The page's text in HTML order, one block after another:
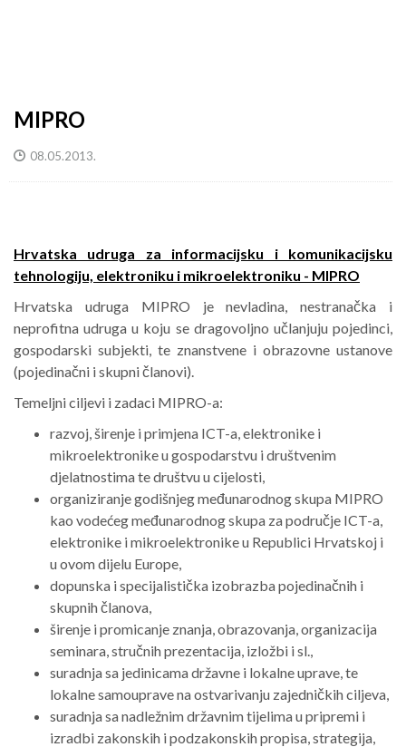
MIPRO
08.05.2013.
Hrvatska udruga za informacijsku i komunikacijsku
tehnologiju, elektroniku i mikroelektroniku - MIPRO
Hrvatska udruga MIPRO je nevladina, nestranačka i
neprofitna udruga u koju se dragovoljno učlanjuju pojedinci,
gospodarski subjekti, te znanstvene i obrazovne ustanove
(pojedinačni i skupni članovi).
Temeljni ciljevi i zadaci MIPRO-a:
razvoj, širenje i primjena ICT-a, elektronike i
mikroelektronike u gospodarstvu i društvenim
djelatnostima te društvu u cijelosti,
organiziranje godišnjeg međunarodnog skupa MIPRO
kao vodećeg međunarodnog skupa za područje ICT-a,
elektronike i mikroelektronike u Republici Hrvatskoj i
u ovom dijelu Europe,
dopunska i specijalistička izobrazba pojedinačnih i
skupnih članova,
širenje i promicanje znanja, obrazovanja, organizacija
seminara, stručnih prezentacija, izložbi i sl.,
suradnja sa jedinicama državne i lokalne uprave, te
lokalne samouprave na ostvarivanju zajedničkih ciljeva,
suradnja sa nadležnim državnim tijelima u pripremi i
izradbi zakonskih i podzakonskih propisa, strategija,